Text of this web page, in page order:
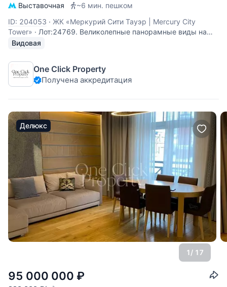
Выставочная
~6 мин. пешком
ID: 204053 · ЖК «Меркурий Сити Тауэр | Mercury City
Tower» · Лот:24769. Великолепные панорамные виды на
город в сторону Москва -реки, гостиницы Украина и парка
Планировка: просторная гостиная с кухней (техника
"Kuppersbusch", винный холодильник), санузел
Видовая
One Click Property
Получена аккредитация
Делюкс
1/ 17
95 000 000 ₽